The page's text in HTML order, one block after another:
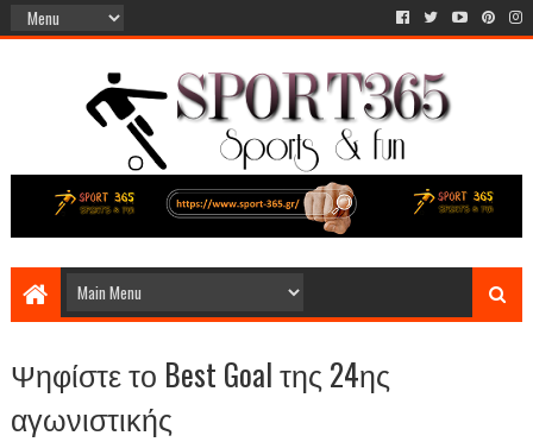
Ψηφίστε το Best Goal της 24ης
αγωνιστικής